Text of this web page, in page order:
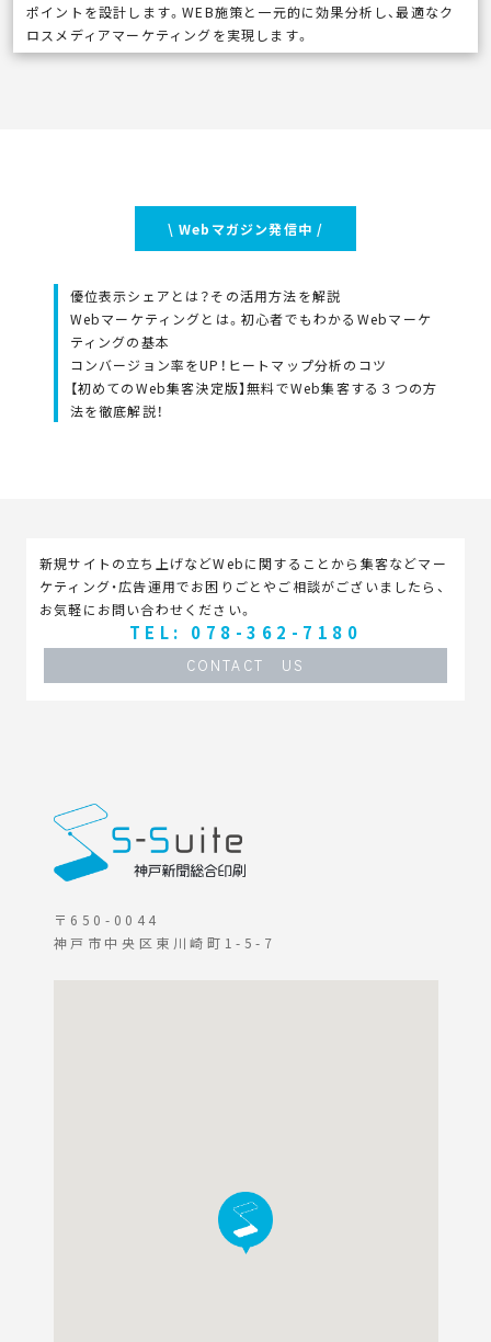
ポイントを設計します。WEB施策と一元的に効果分析し、最適なク
ロスメディアマーケティングを実現します。
\ Webマガジン発信中 /
優位表示シェアとは？その活用方法を解説
Webマーケティングとは。初心者でもわかるWebマーケ
ティングの基本
コンバージョン率をUP！ヒートマップ分析のコツ
【初めてのWeb集客決定版】無料でWeb集客する３つの方
法を徹底解説！
新規サイトの立ち上げなどWebに関することから集客などマー
ケティング・広告運用でお困りごとやご相談がございましたら、
お気軽にお問い合わせください。
TEL: 078-362-7180
CONTACT US
〒650-0044
神戸市中央区東川崎町1-5-7